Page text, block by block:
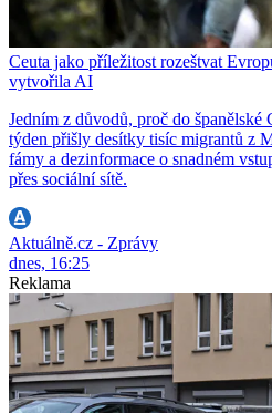
Ceuta jako příležitost rozeštvat
vytvořila AI
Jedním z důvodů, proč do
týden přišly desítky tisíc migrantů z
fámy a dezinformace o snadném
přes sociální sítě.
Aktuálně.cz - Zprávy
dnes, 16:25
Reklama